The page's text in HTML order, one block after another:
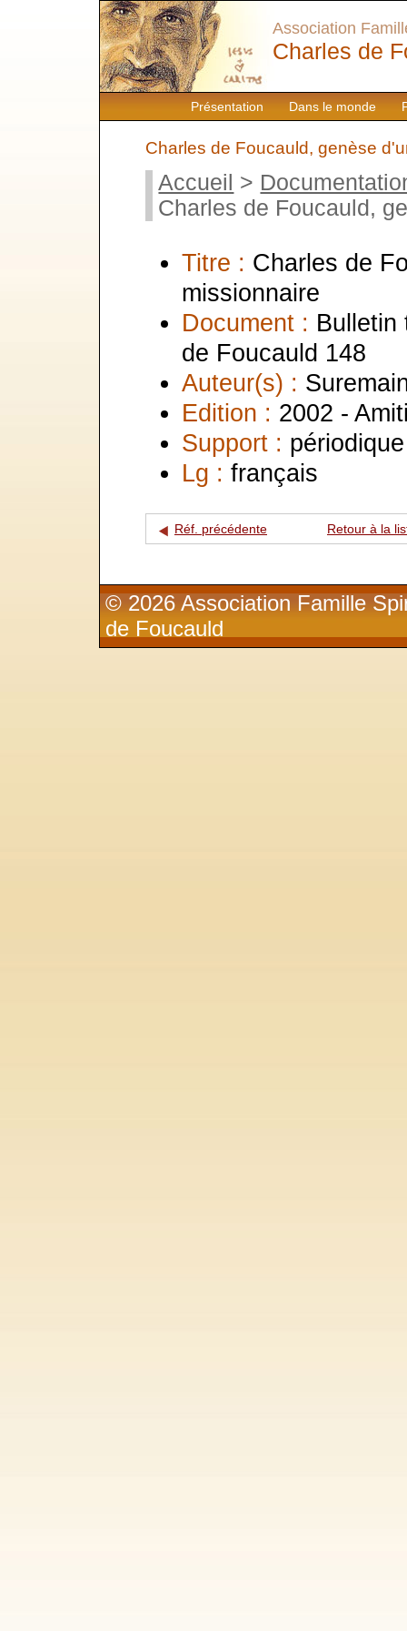
Présentation Dans le monde
Association
Charles de
Charles de Foucauld, genèse
Accueil >
Charles de Foucauld,
Titre : Charles de
missionnaire
Document : Bulletin
de Foucauld 148
Auteur(s) :
Edition : 2002 -
Support : périodique
Lg : français
Réf. précédente Retour à la
© 2026 Association Famille
de Foucauld